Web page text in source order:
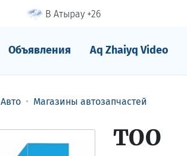
В Атырау +26
Объявления Aq Zhaiyq Video
Авто Магазины автозапчастей
ТОО